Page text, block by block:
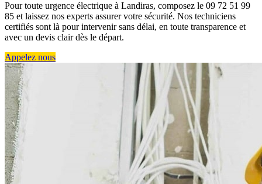
Pour toute urgence électrique à Landiras, composez le 09 72 51 99
85 et laissez nos experts assurer votre sécurité. Nos techniciens
certifiés sont là pour intervenir sans délai, en toute transparence et
avec un devis clair dès le départ.
Appelez nous